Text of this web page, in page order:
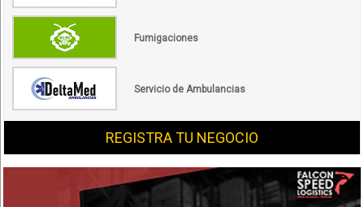
Fumigaciones
Servicio de Ambulancias
REGISTRA TU NEGOCIO